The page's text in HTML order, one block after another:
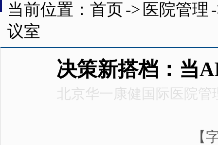
当前位置：首页-> 医院管理
议室
决策新搭档：当
北京华一康健国际医院管
【